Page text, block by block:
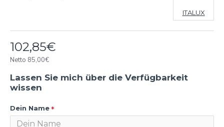
102,85€
Netto 85,00€
ITALUX
Lassen Sie mich über die Verfügbarkeit
wissen
Dein Name